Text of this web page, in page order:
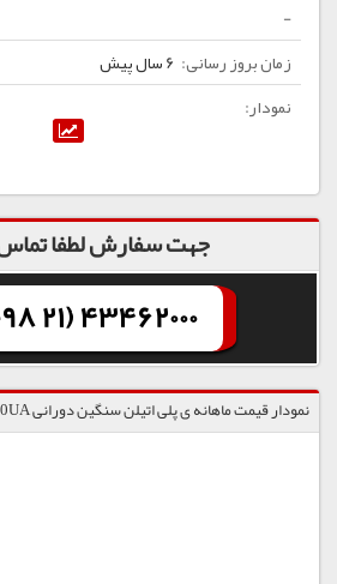
-
6 سال پیش
جهت سفارش لطفا
21) 43462000
نمودار قیمت ماهانه ی پلی اتیلن سنگین دورانی 3840UA / پتروشیمی شازند